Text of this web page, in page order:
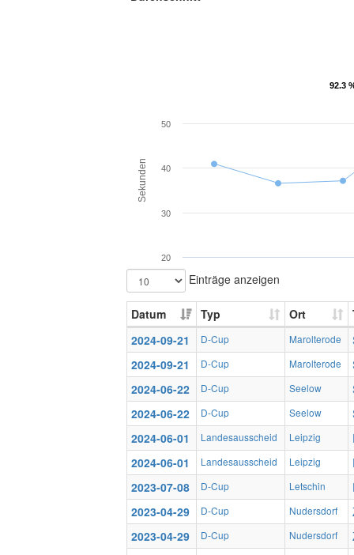
92.3
92.3
Sekunden
20
30
40
50
Einträge anzeigen
Datum Typ Ort
2024-09-21
D-Cup Marolterode
2024-09-21
D-Cup Marolterode
2024-06-22
D-Cup Seelow
2024-06-22
D-Cup Seelow
2024-06-01
Landesausscheid Leipzig
2024-06-01
Landesausscheid Leipzig
2023-07-08
D-Cup Letschin
2023-04-29
D-Cup Nudersdorf
2023-04-29
D-Cup Nudersdorf